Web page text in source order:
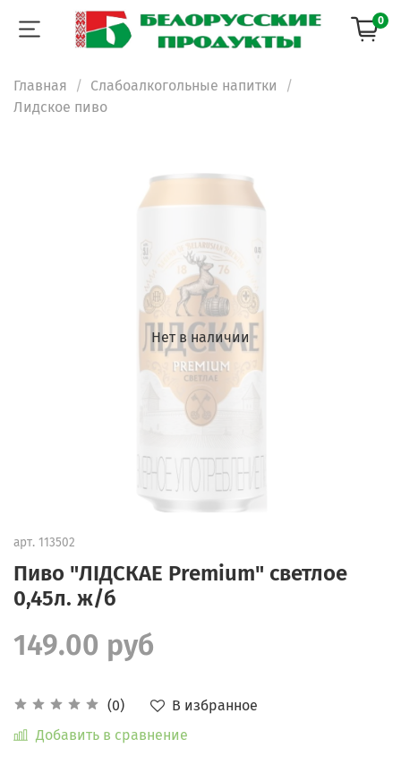
0
Главная
Слабоалкогольные напитки
Лидское пиво
Нет в наличии
арт. 113502
Пиво "ЛІДСКАЕ Premium" светлое
0,45л. ж/б
(0)
В избранное
Добавить в сравнение
149.00 руб